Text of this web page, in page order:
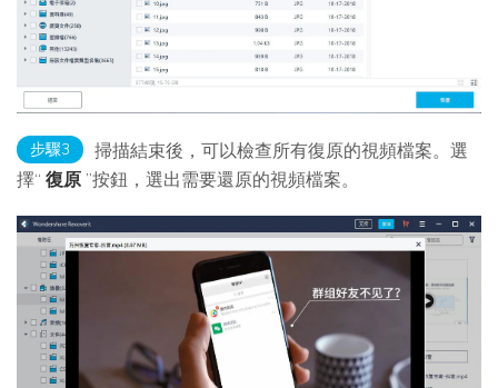
步驟3
掃描結束後，可以檢查所有復原的視頻檔案。選
擇“ 復原 ”按鈕，選出需要還原的視頻檔案。